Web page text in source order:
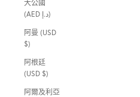
大公國
(AED د.إ)
阿曼 (USD
$)
阿根廷
(USD $)
阿爾及利亞